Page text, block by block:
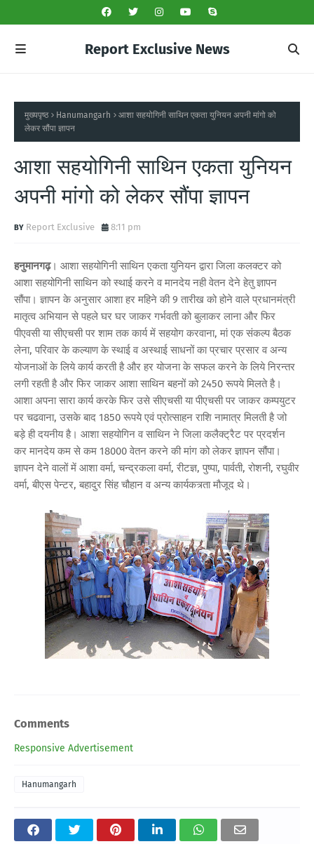
Report Exclusive News
मुख्यपृष्ठ Hanumangarh
आशा सहयोगिनी साथिन एकता युनियन अपनी मांगो को
लेकर सौंपा ज्ञापन
आशा सहयोगिनी साथिन एकता युनियन
अपनी मांगो को लेकर सौंपा ज्ञापन
Report Exclusive 8:11 pm
हनुमानगढ़। आशा सहयोगिनी साथिन एकता युनियन द्वारा जिला कलक्टर को
आशा सहयोगिनी साथिन को स्थाई करने व मानदेय नही वेतन देने हेतु ज्ञापन
सौंपा। ज्ञापन के अनुसार आशा हर महिने की 9 तारीख को होने वाले प्रधानमंत्री
मातृत्व अभियान से पहले घर घर जाकर गर्भवती को बुलाकर लाना और फिर
पीएवसी या सीएचसी पर शाम तक कार्य में सहयोग करवाना, मां एक संकल्प बैठक
लेना, परिवार के कल्याण के स्थाई व अस्थाई साधनों का प्रचार प्रसार व अन्य
योजनाओं के लिये कार्य करती है और हर योजना के सफल करने के लिये निरन्तर
लगी रहती है और फिर जाकर आशा साथिन बहनों को 2450 रूपये मिलते है।
आशा अपना सारा कार्य करके फिर उसे सीएचसी या पीएचसी पर जाकर कम्पयुटर
पर चढवाना, उसके बाद 1850 रूपये एवं प्रोत्साहन राशि नामात्र मिलती है जो
बड़े ही दयनीय है। आशा सहयोगिन व साथिन ने जिला कलैक्ट्रैट पर प्रदर्शन
कर मानदेय कम से कम 18000 वेतन करने की मांग को लेकर ज्ञापन सौंपा।
ज्ञापन देने वालों में आशा वर्मा, चन्द्रकला वर्मा, रीटज्ञ, पुष्पा, पार्वती, रोशनी, रघुवीर
वर्मा, बीएस पेन्टर, बहादुर सिंह चौहान व अन्य कार्यकत्र्ता मौजूद थे।
Comments
Responsive Advertisement
Hanumangarh